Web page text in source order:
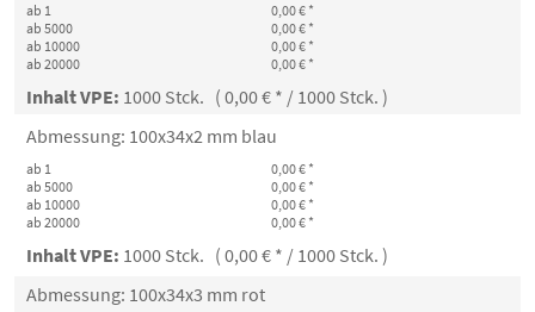
ab 1
0,00 € *
ab 5000
0,00 € *
ab 10000
0,00 € *
ab 20000
0,00 € *
Inhalt VPE: 1000 Stck. ( 0,00 € * / 1000 Stck. )
Abmessung: 100x34x2 mm blau
ab 1
0,00 € *
ab 5000
0,00 € *
ab 10000
0,00 € *
ab 20000
0,00 € *
Inhalt VPE: 1000 Stck. ( 0,00 € * / 1000 Stck. )
Abmessung: 100x34x3 mm rot